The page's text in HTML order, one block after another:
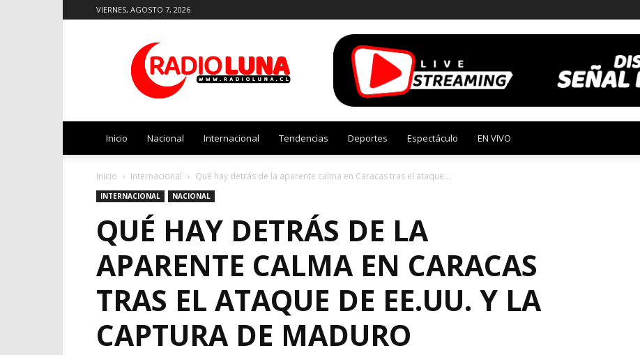
VIERNES, AGOSTO 7, 2026
Luna
Inicio Nacional Internacional Tendencias Deportes Espectáculo EN VIVO
Inicio Internacional Qué hay detrás de la aparente calma en Caracas tras el ataque...
INTERNACIONAL NACIONAL
QUÉ HAY DETRÁS DE LA
APARENTE CALMA EN CARACAS
TRAS EL ATAQUE DE EE.UU. Y LA
CAPTURA DE MADURO